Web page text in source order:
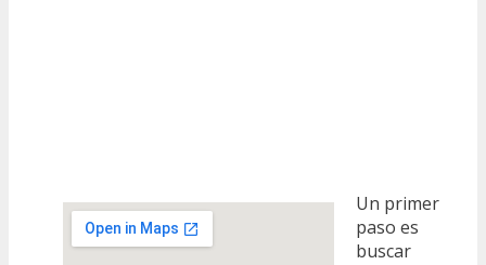
Un primer
paso es
buscar